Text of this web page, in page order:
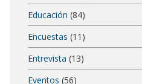
Educación (84)
Encuestas (11)
Entrevista (13)
Eventos (56)